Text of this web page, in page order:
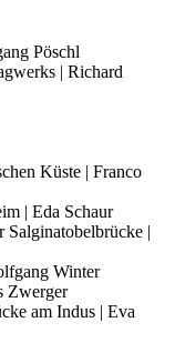
Pöschl
| Richard
Küste | Franco
| Eda Schaur
|
Winter
Zwerger
am Indus | Eva